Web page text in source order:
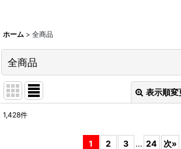
ホーム > 全商品
全商品
表示順変
1,428件
1 2 3 ... 24 次»